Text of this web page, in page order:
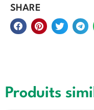
SHARE
Produits